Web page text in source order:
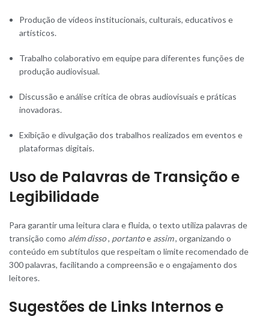
Produção de vídeos institucionais, culturais, educativos e
artísticos.
Trabalho colaborativo em equipe para diferentes funções de
produção audiovisual.
Discussão e análise crítica de obras audiovisuais e práticas
inovadoras.
Exibição e divulgação dos trabalhos realizados em eventos e
plataformas digitais.
Uso de Palavras de Transição e
Legibilidade
Para garantir uma leitura clara e fluida, o texto utiliza palavras de
transição como além disso, portantoe assim, organizando o
conteúdo em subtítulos que respeitam o limite recomendado de
300 palavras, facilitando a compreensão e o engajamento dos
leitores.
Sugestões de Links Internos e